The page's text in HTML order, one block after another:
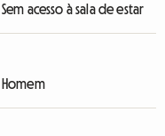
Sem acesso à sala de estar
Homem